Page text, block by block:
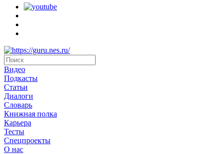
Видео
Подкасты
Статьи
Диалоги
Словарь
Книжная полка
Карьера
Тесты
Спецпроекты
О наc